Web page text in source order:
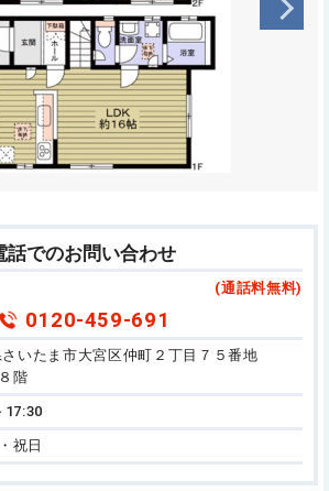
話でのお問い合わせ
(通話料無料)
0120-459-691
いたま市大宮区仲町２丁目７５番地
階
日